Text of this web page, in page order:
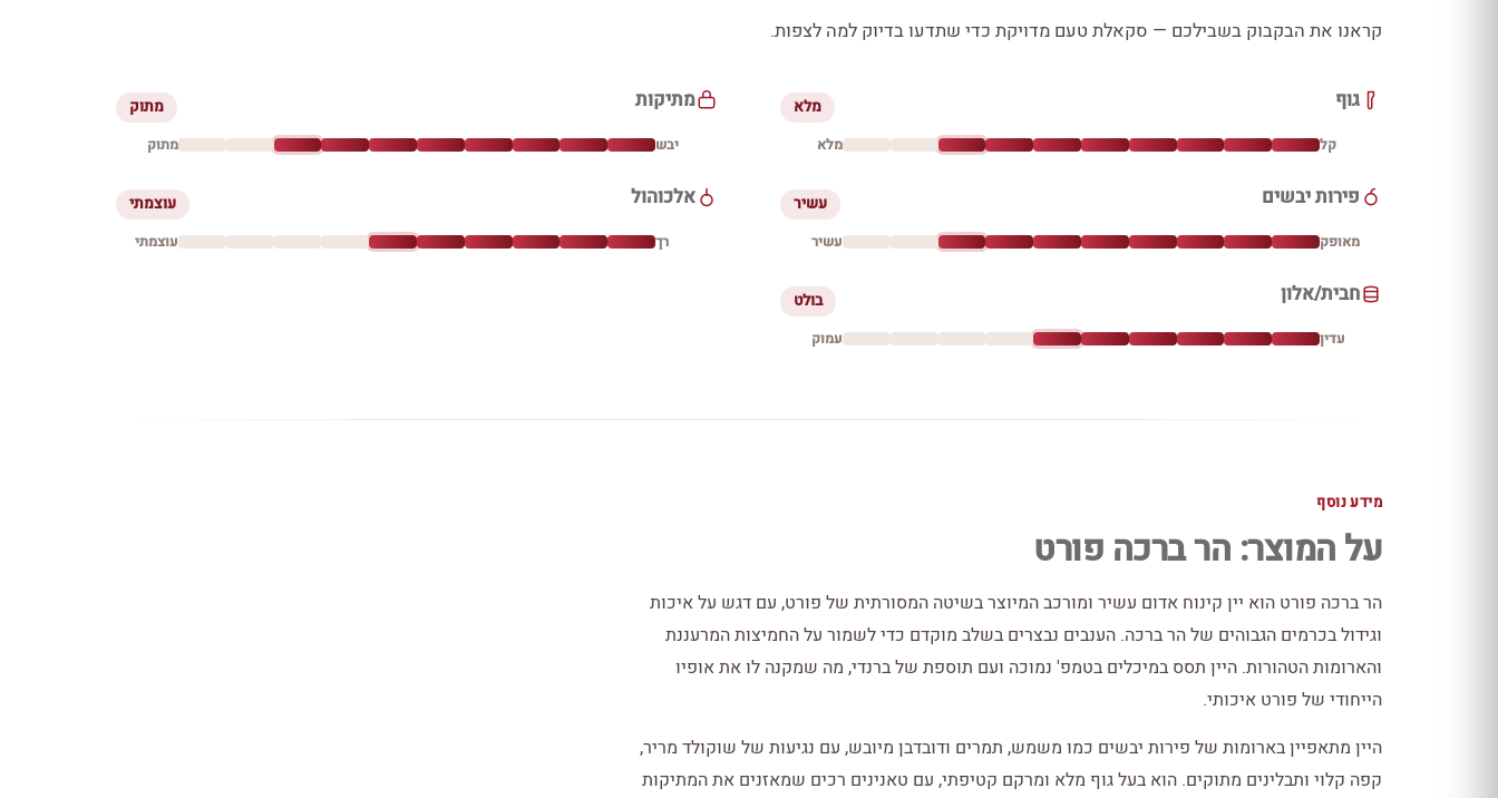
קראנו את הבקבוק בשבילכם — סקאלת טעם מדויקת כדי שתדעו בדיוק למה לצפות.
גוף מלא
קל מלא
מתיקות מתוק
יבש מתוק
פירות יבשים עשיר
מאופק עשיר
אלכוהול עוצמתי
רך עוצמתי
חבית/אלון בולט
עדין עמוק
מידע נוסף
על המוצר: הר ברכה פורט
הר ברכה פורט הוא יין קינוח אדום עשיר ומורכב המיוצר בשיטה המסורתית של פורט, עם דגש על איכות
וגידול בכרמים הגבוהים של הר ברכה. הענבים נבצרים בשלב מוקדם כדי לשמור על החמיצות המרעננת
והארומות הטהורות. היין תסס במיכלים בטמפ' נמוכה ועם תוספת של ברנדי, מה שמקנה לו את אופיו
הייחודי של פורט איכותי.
היין מתאפיין בארומות של פירות יבשים כמו משמש, תמרים ודובדבן מיובש, עם נגיעות של שוקולד מריר,
קפה קלוי ותבלינים מתוקים. הוא בעל גוף מלא ומרקם קטיפתי, עם טאנינים רכים שמאזנים את המתיקות